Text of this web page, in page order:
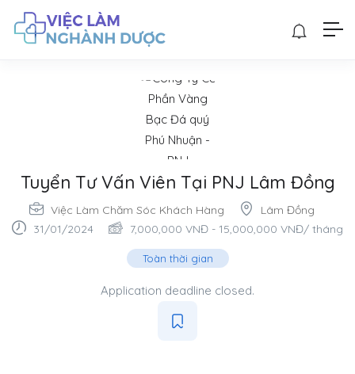
Tuyển Tư Vấn Viên Tại PNJ Lâm Đồng
Việc Làm Chăm Sóc Khách Hàng
Lâm Đồng
31/01/2024
7,000,000 VNĐ - 15,000,000 VNĐ/ tháng
Toàn thời gian
Application deadline closed.